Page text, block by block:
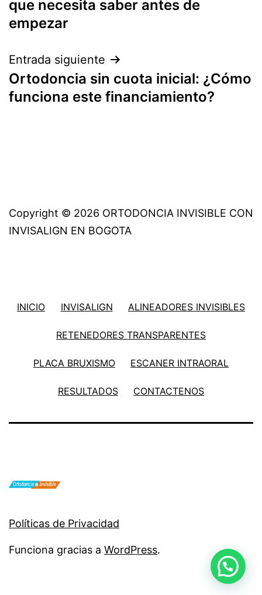
entradas
que necesita saber antes de
empezar
Entrada siguiente
Ortodoncia sin cuota inicial: ¿Cómo
funciona este financiamiento?
Copyright © 2026 ORTODONCIA INVISIBLE CON
INVISALIGN EN BOGOTA
INICIO INVISALIGN ALINEADORES INVISIBLES
RETENEDORES TRANSPARENTES
PLACA BRUXISMO ESCANER INTRAORAL
RESULTADOS CONTACTENOS
Políticas de Privacidad
Funciona gracias a WordPress.